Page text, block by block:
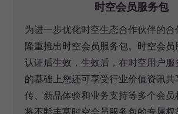
时空会员服务包
为进一步优化时空生态合作伙伴的合
隆重推出时空会员服务包。时空会员
认证后生效，生效后，在时空用户服
的基础上您还可享受行业价值资讯共
传、新品体验和业务支持等多个会员